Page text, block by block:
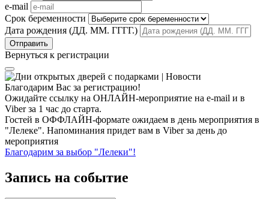
e-mail
Срок беременности
Дата рождения (ДД. ММ. ГГГГ.)
Вернуться к регистрации
Благодарим Вас за регистрацию!
Ожидайте ссылку на ОНЛАЙН-мероприятие на e-mail и в
Viber за 1 час до старта.
Гостей в ОФФЛАЙН-формате ожидаем в день мероприятия в
"Лелеке". Напоминания придет вам в Viber за день до
мероприятия
Благодарим за выбор "Лелеки"!
Запись на событие